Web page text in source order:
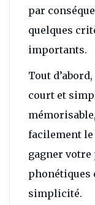
par
quelques
importants.
Tout
court et
facilement
gagner votre
phonétiques
simplicité.